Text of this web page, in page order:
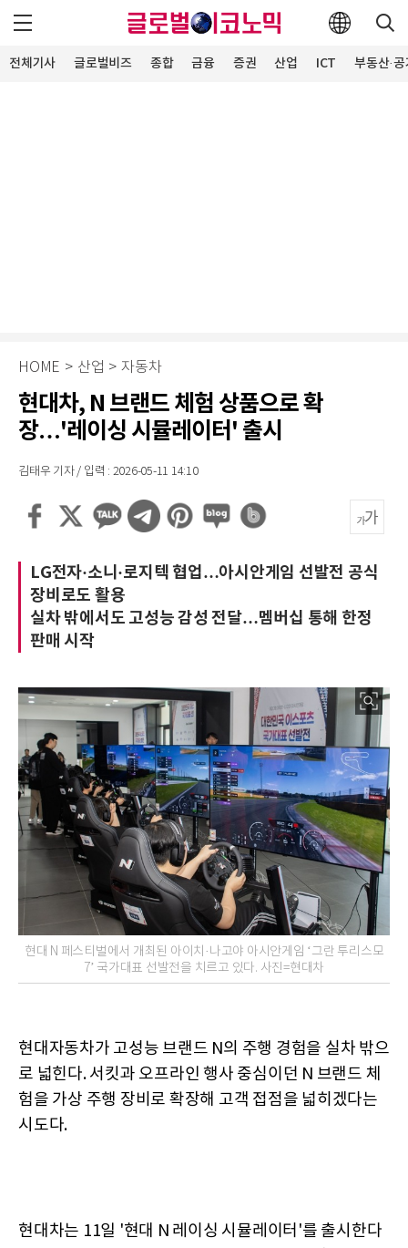
전체기사 글로벌비즈 종합 금융 증권 산업 ICT 부동산·
HOME > 산업 > 자동차
현대차, N 브랜드 체험 상품으로 확
장…'레이싱 시뮬레이터' 출시
김태우 기자 / 입력 : 2026-05-11 14:10
LG전자·소니·로지텍 협업…아시안게임 선발전 공식
장비로도 활용
실차 밖에서도 고성능 감성 전달…멤버십 통해 한정
판매 시작
현대 N 페스티벌에서 개최된 아이치·나고야 아시안게임 ‘그란 투리스모
7’ 국가대표 선발전을 치르고 있다. 사진=현대차
현대자동차가 고성능 브랜드 N의 주행 경험을 실차 밖으
로 넓힌다. 서킷과 오프라인 행사 중심이던 N 브랜드 체
험을 가상 주행 장비로 확장해 고객 접점을 넓히겠다는
시도다.
현대차는 11일 '현대 N 레이싱 시뮬레이터'를 출시한다